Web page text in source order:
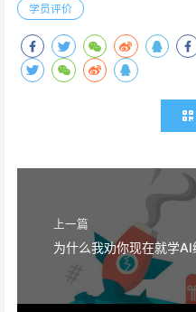
学员评价
上一篇